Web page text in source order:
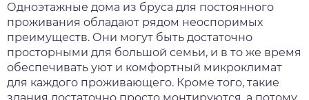
Одноэтажные дома из бруса для постоянного
проживания обладают рядом неоспоримых
преимуществ. Они могут быть достаточно
просторными для большой семьи, и в то же время
обеспечивать уют и комфортный микроклимат
для каждого проживающего. Кроме того, такие